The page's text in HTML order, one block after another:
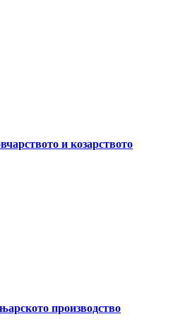
и козарството
производство